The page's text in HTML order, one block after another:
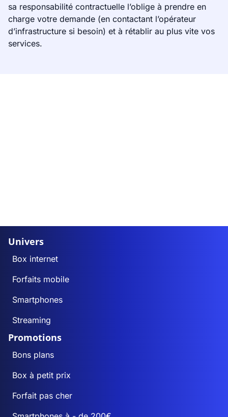
sa responsabilité contractuelle l’oblige à prendre en
charge votre demande (en contactant l’opérateur
d’infrastructure si besoin) et à rétablir au plus vite vos
services.
Univers
Box internet
Forfaits mobile
Smartphones
Streaming
Promotions
Bons plans
Box à petit prix
Forfait pas cher